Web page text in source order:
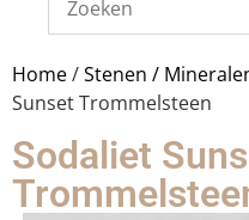
Home/Stenen /
Sunset Trommelsteen
Sodaliet